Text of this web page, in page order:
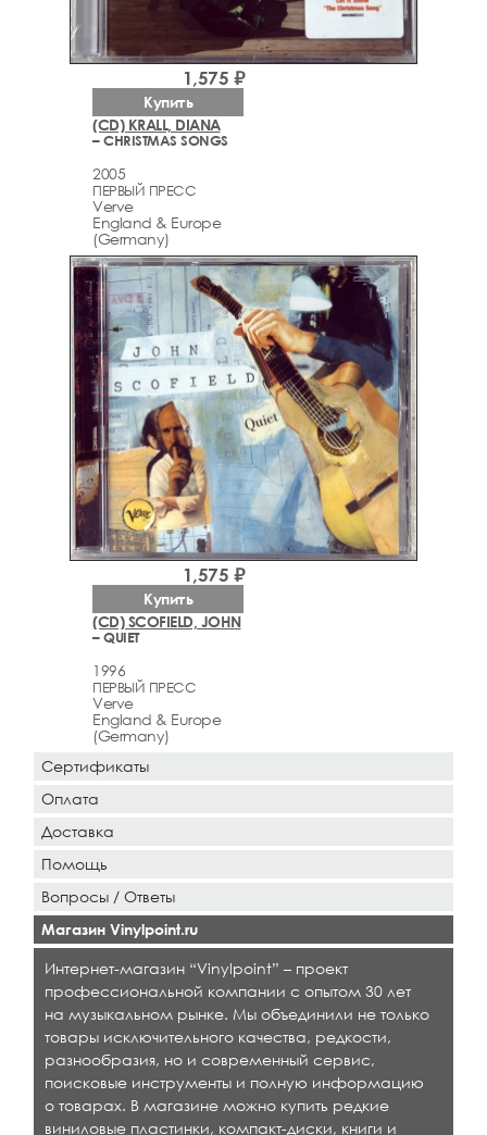
(CD) KRALL, DIANA
– CHRISTMAS SONGS
2005
ПЕРВЫЙ ПРЕСС
Verve
England & Europe
(Germany)
1,575 ₽
Купить
(CD) SCOFIELD, JOHN
– QUIET
1996
ПЕРВЫЙ ПРЕСС
Verve
England & Europe
(Germany)
1,575 ₽
Купить
Сертификаты
Оплата
Доставка
Помощь
Вопросы / Ответы
Магазин Vinylpoint.ru
Интернет-магазин “Vinylpoint” – проект
профессиональной компании с опытом 30 лет
на музыкальном рынке. Мы объединили не только
товары исключительного качества, редкости,
разнообразия, но и современный сервис,
поисковые инструменты и полную информацию
о товарах. В магазине можно купить редкие
виниловые пластинки, компакт-диски, книги и